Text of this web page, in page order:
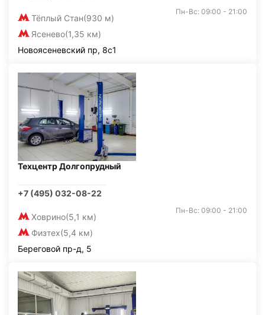
Тёплый Стан(930 м)
Ясенево(1,35 км)
Пн-Вс: 09:00 - 21:00
Новоясеневский пр, 8с1
Техцентр Долгопрудный
+7 (495) 032-08-22
Ховрино(5,1 км)
Физтех(5,4 км)
Пн-Вс: 09:00 - 21:00
Береговой пр-д, 5